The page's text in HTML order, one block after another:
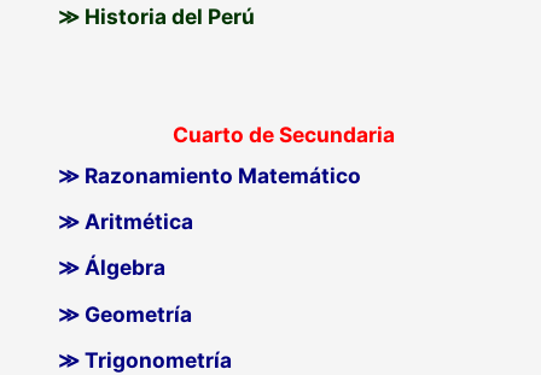
≫ Historia del Perú
Cuarto de Secundaria
≫ Razonamiento Matemático
≫ Aritmética
≫ Álgebra
≫ Geometría
≫ Trigonometría